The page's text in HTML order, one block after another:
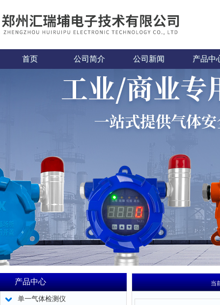
首页 公司简介 公司新闻 产品中
产品中心
单一气体检测仪
当